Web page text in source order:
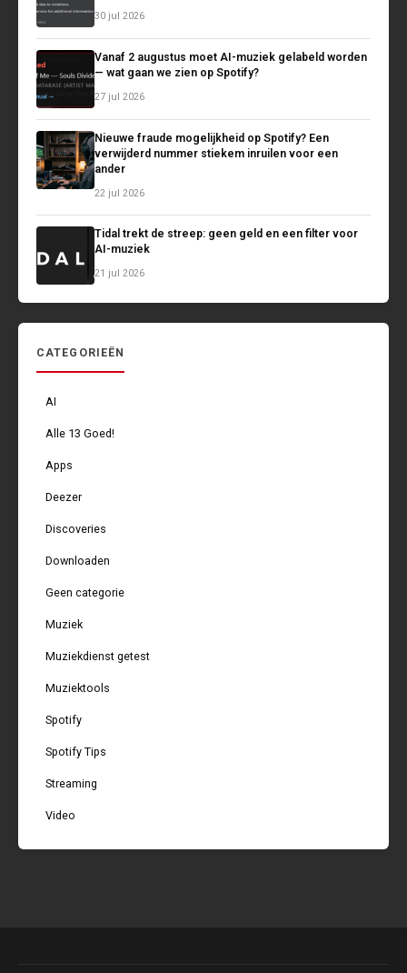
30 jul 2026
Vanaf 2 augustus moet AI-muziek gelabeld worden
— wat gaan we zien op Spotify?
27 jul 2026
Nieuwe fraude mogelijkheid op Spotify? Een
verwijderd nummer stiekem inruilen voor een
ander
22 jul 2026
Tidal trekt de streep: geen geld en een filter voor
AI-muziek
21 jul 2026
CATEGORIEËN
AI
Alle 13 Goed!
Apps
Deezer
Discoveries
Downloaden
Geen categorie
Muziek
Muziekdienst getest
Muziektools
Spotify
Spotify Tips
Streaming
Video